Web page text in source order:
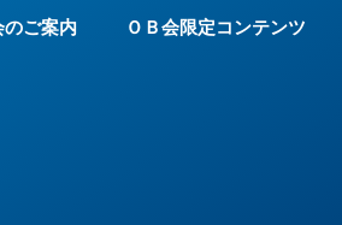
のご案内 ＯＢ会限定コンテンツ